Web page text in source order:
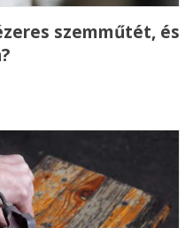
szemműtét, és